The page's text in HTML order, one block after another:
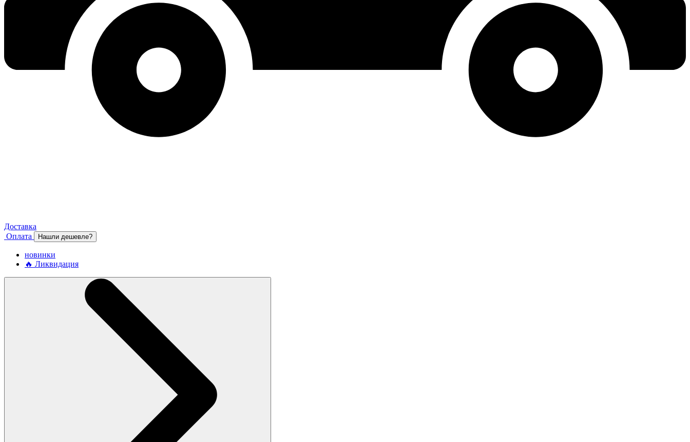
Доставка
Оплата
Нашли дешевле?
новинки
🔥 Ликвидация